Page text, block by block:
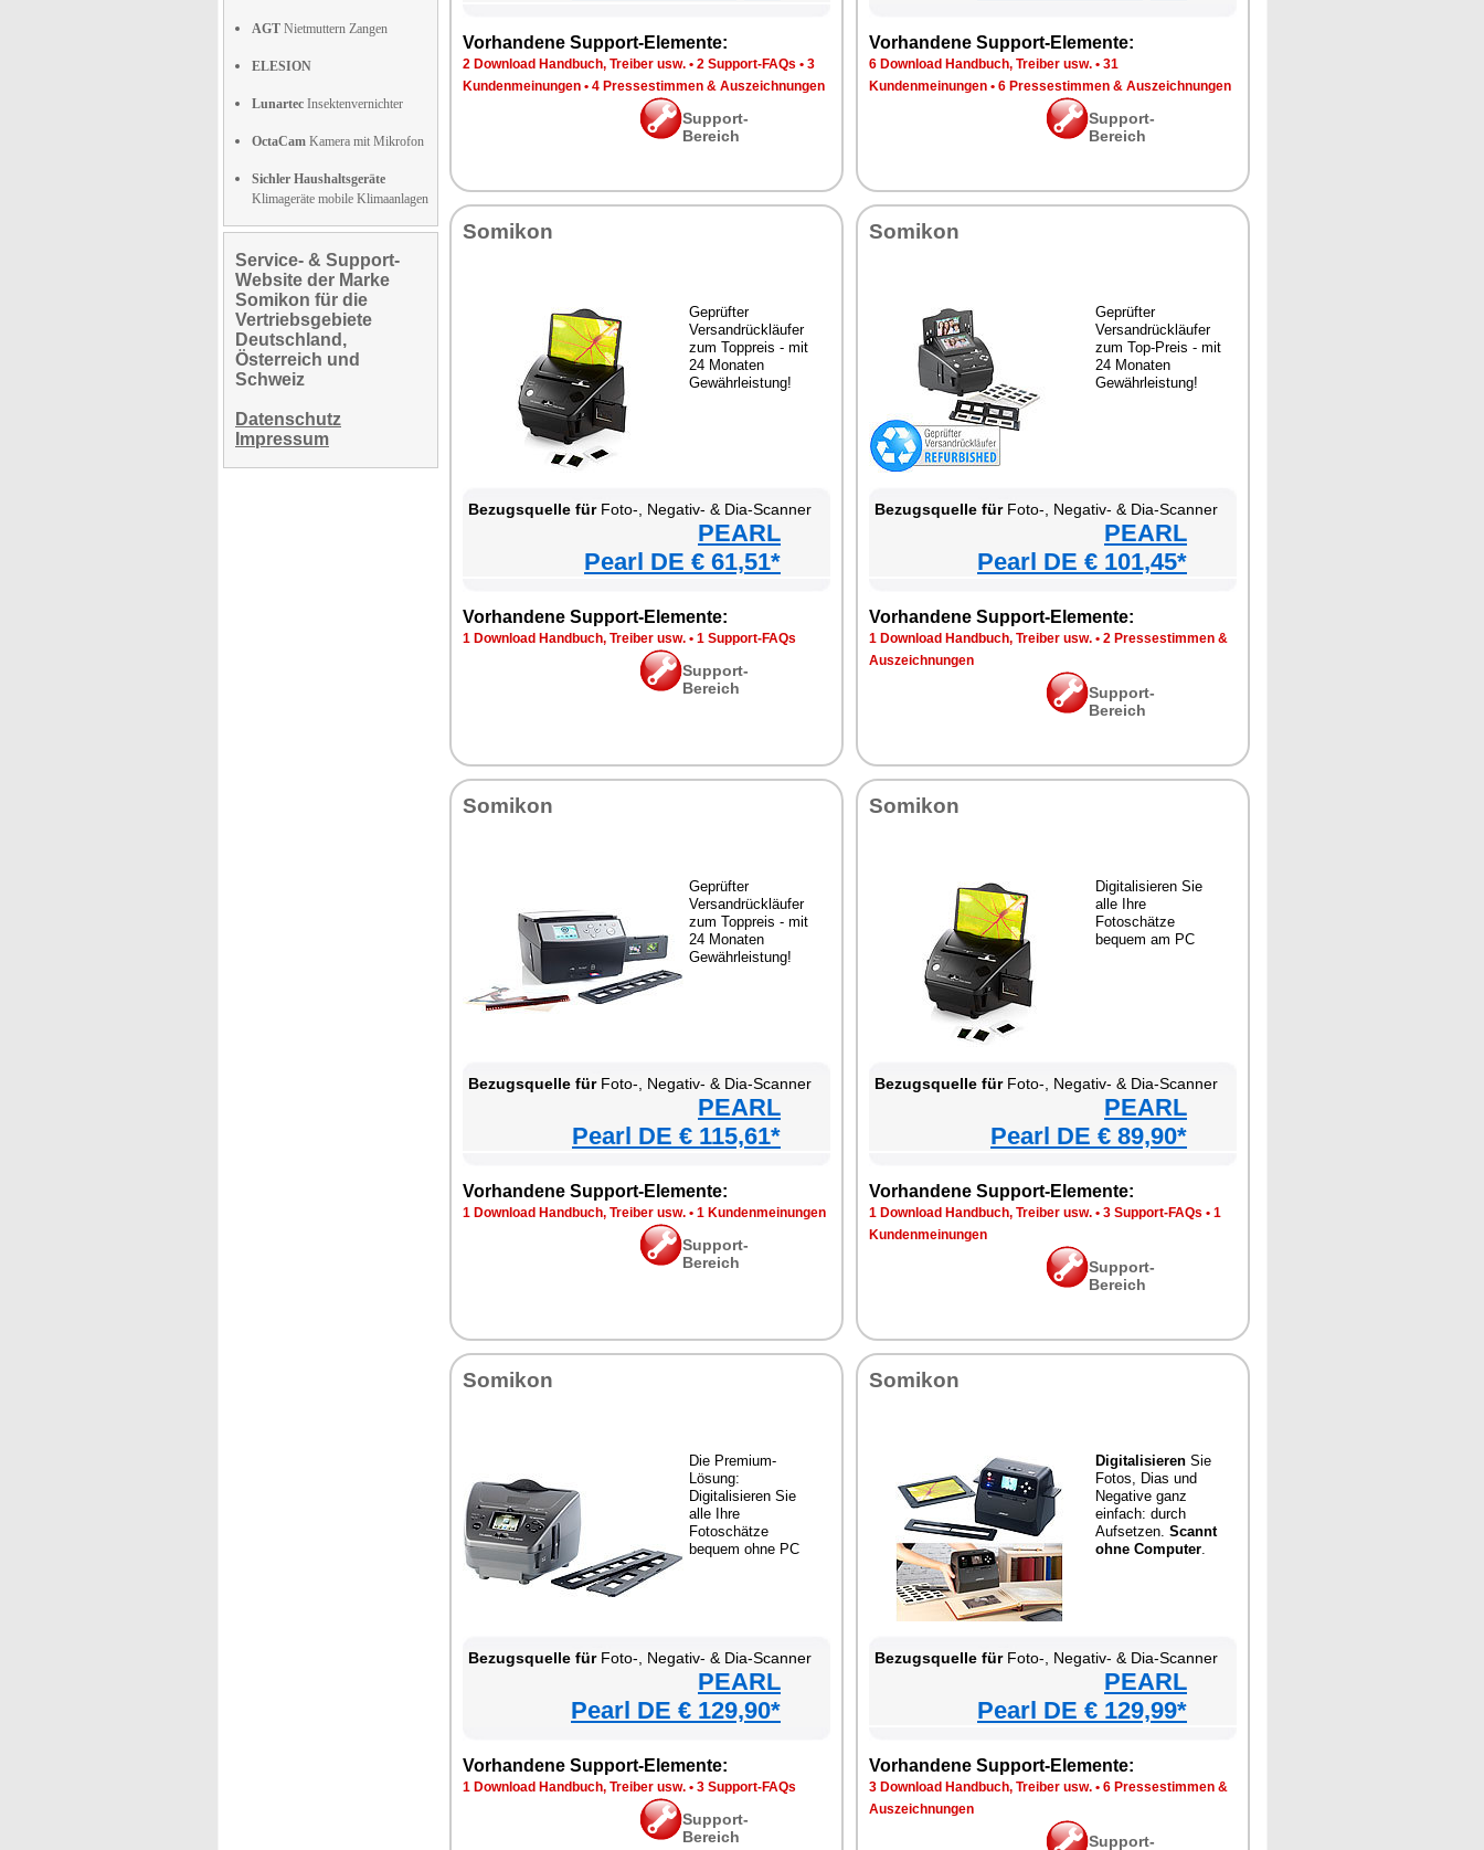
AGT Nietmuttern Zangen
ELESION
Lunartec Insektenvernichter
OctaCam Kamera mit Mikrofon
Sichler Haushaltsgeräte
Klimageräte mobile Klimaanlagen
Service- & Support-
Website der Marke
Somikon für die
Vertriebsgebiete
Deutschland,
Österreich und
Schweiz
Datenschutz
Impressum
Vorhandene Support-Elemente:
2 Download Handbuch, Treiber usw. • 2 Support-FAQs • 3
Kundenmeinungen • 4 Pressestimmen & Auszeichnungen
Support-
Bereich
Vorhandene Support-Elemente:
6 Download Handbuch, Treiber usw. • 31
Kundenmeinungen • 6 Pressestimmen & Auszeichnungen
Support-
Bereich
Somikon
Geprüfter
Versandrückläufer
zum Toppreis - mit
24 Monaten
Gewährleistung!
Bezugsquelle fürFoto-, Negativ- & Dia-Scanner
PEARL
Pearl DE € 61,51*
Vorhandene Support-Elemente:
1 Download Handbuch, Treiber usw. • 1 Support-FAQs
Support-
Bereich
Somikon
Geprüfter
Versandrückläufer
zum Top-Preis - mit
24 Monaten
Gewährleistung!
Bezugsquelle fürFoto-, Negativ- & Dia-Scanner
PEARL
Pearl DE € 101,45*
Vorhandene Support-Elemente:
1 Download Handbuch, Treiber usw. • 2 Pressestimmen &
Auszeichnungen
Support-
Bereich
Somikon
Geprüfter
Versandrückläufer
zum Toppreis - mit
24 Monaten
Gewährleistung!
Bezugsquelle fürFoto-, Negativ- & Dia-Scanner
PEARL
Pearl DE € 115,61*
Vorhandene Support-Elemente:
1 Download Handbuch, Treiber usw. • 1 Kundenmeinungen
Support-
Bereich
Somikon
Digitalisieren Sie
alle Ihre
Fotoschätze
bequem am PC
Bezugsquelle fürFoto-, Negativ- & Dia-Scanner
PEARL
Pearl DE € 89,90*
Vorhandene Support-Elemente:
1 Download Handbuch, Treiber usw. • 3 Support-FAQs • 1
Kundenmeinungen
Support-
Bereich
Somikon
Die Premium-
Lösung:
Digitalisieren Sie
alle Ihre
Fotoschätze
bequem ohne PC
Bezugsquelle fürFoto-, Negativ- & Dia-Scanner
PEARL
Pearl DE € 129,90*
Vorhandene Support-Elemente:
1 Download Handbuch, Treiber usw. • 3 Support-FAQs
Support-
Bereich
Somikon
Digitalisieren Sie
Fotos, Dias und
Negative ganz
einfach: durch
Aufsetzen. Scannt
ohne Computer.
Bezugsquelle fürFoto-, Negativ- & Dia-Scanner
PEARL
Pearl DE € 129,99*
Vorhandene Support-Elemente:
3 Download Handbuch, Treiber usw. • 6 Pressestimmen &
Auszeichnungen
Support-